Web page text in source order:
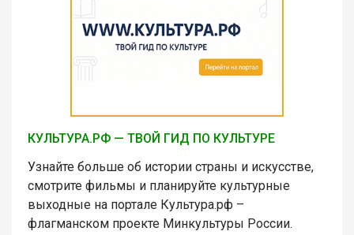
КУЛЬТУРА.РФ — ТВОЙ ГИД ПО КУЛЬТУРЕ
Узнайте больше об истории страны и искусстве,
смотрите фильмы и планируйте культурные
выходные на портале Культура.рф –
флагманском проекте Минкультуры России.